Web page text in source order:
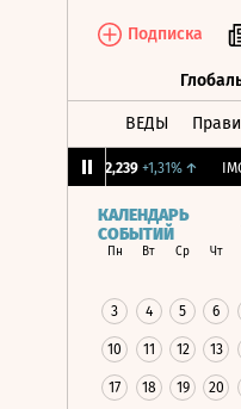
Подписка
ВЕДЫ
12,239 +1,31%↑ IMOEX
КАЛЕНДАРЬ
СОБЫТИЙ
Пн Вт Ср Чт
3 4 5 6
10 11 12 13
17 18 19 20